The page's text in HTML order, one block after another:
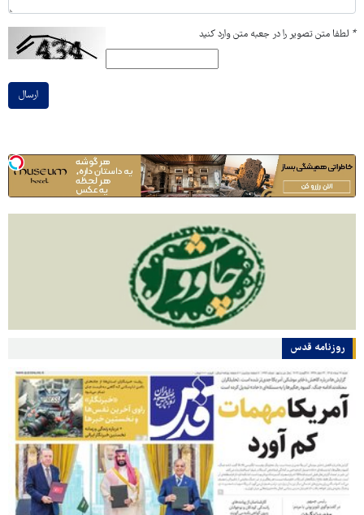
* لطفا متن تصویر را در جعبه متن وارد کنید
ارسال
روزنامه قدس